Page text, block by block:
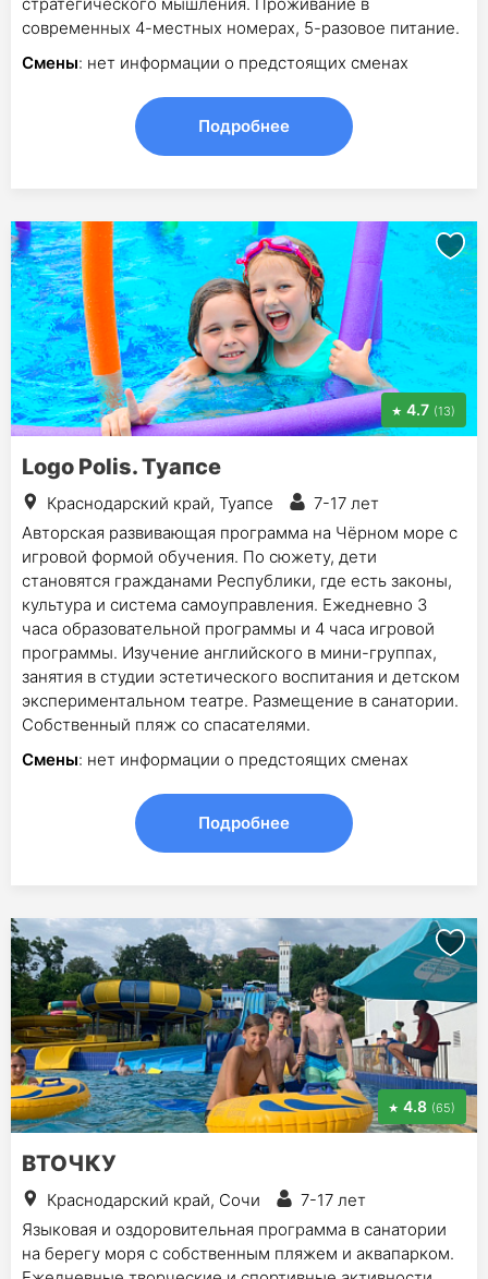
современных 4-местных номерах, 5-разовое питание.
Смены: нет информации о предстоящих сменах
Подробнее
4.7 (13)
Logo Polis. Туапсе
Краснодарский край, Туапсе
7-17 лет
Авторская развивающая программа на Чёрном море с
игровой формой обучения. По сюжету, дети
становятся гражданами Республики, где есть законы,
культура и система самоуправления. Ежедневно 3
часа образовательной программы и 4 часа игровой
программы. Изучение английского в мини-группах,
занятия в студии эстетического воспитания и детском
экспериментальном театре. Размещение в санатории.
Собственный пляж со спасателями.
Смены: нет информации о предстоящих сменах
Подробнее
4.8 (65)
ВТОЧКУ
Краснодарский край, Сочи
7-17 лет
Языковая и оздоровительная программа в санатории
на берегу моря с собственным пляжем и аквапарком.